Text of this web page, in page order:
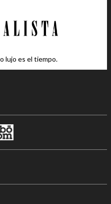
lujo es el tiempo.